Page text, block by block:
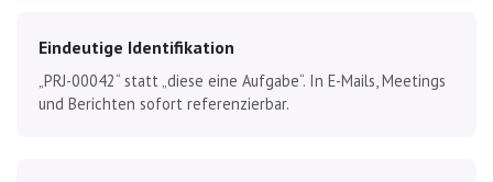
Eindeutige Identifikation
„PRJ-00042“ statt „diese eine Aufgabe“. In E-Mails, Meetings
und Berichten sofort referenzierbar.